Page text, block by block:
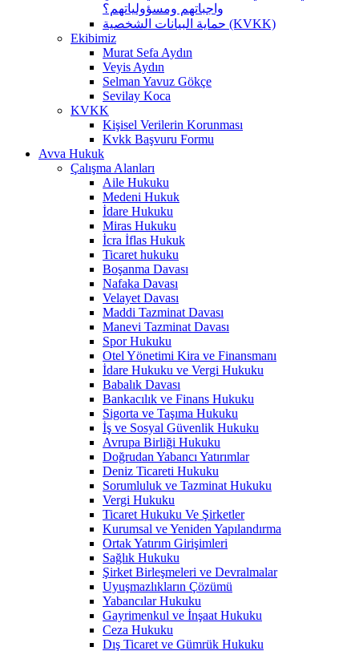
واجباتهم ومسؤولياتهم؟
حماية البيانات الشخصية (KVKK)
Ekibimiz
Murat Sefa Aydın
Veyis Aydın
Selman Yavuz Gökçe
Sevilay Koca
KVKK
Kişisel Verilerin Korunması
Kvkk Başvuru Formu
Avva Hukuk
Çalışma Alanları
Aile Hukuku
Medeni Hukuk
İdare Hukuku
Miras Hukuku
İcra İflas Hukuk
Ticaret hukuku
Boşanma Davası
Nafaka Davası
Velayet Davası
Maddi Tazminat Davası
Manevi Tazminat Davası
Spor Hukuku
Otel Yönetimi Kira ve Finansmanı
İdare Hukuku ve Vergi Hukuku
Babalık Davası
Bankacılık ve Finans Hukuku
Sigorta ve Taşıma Hukuku
İş ve Sosyal Güvenlik Hukuku
Avrupa Birliği Hukuku
Doğrudan Yabancı Yatırımlar
Deniz Ticareti Hukuku
Sorumluluk ve Tazminat Hukuku
Vergi Hukuku
Ticaret Hukuku Ve Şirketler
Kurumsal ve Yeniden Yapılandırma
Ortak Yatırım Girişimleri
Sağlık Hukuku
Şirket Birleşmeleri ve Devralmalar
Uyuşmazlıkların Çözümü
Yabancılar Hukuku
Gayrimenkul ve İnşaat Hukuku
Ceza Hukuku
Dış Ticaret ve Gümrük Hukuku